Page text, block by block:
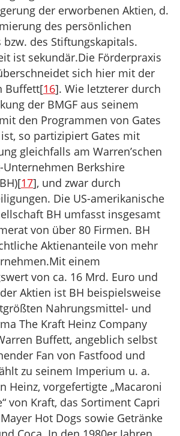
der erworbenen Aktien, d.
des persönlichen
bzw. des Stiftungskapitals.
ist sekundär.Die Förderpraxis
sich hier mit der
Buffett[16]. Wie letzterer durch
der BMGF aus seinem
den Programmen von Gates
so partizipiert Gates mit
gleichfalls am Warren’schen
Unternehmen Berkshire
17], und zwar durch
Die US-amerikanische
BH umfasst insgesamt
von über 80 Firmen. BH
Aktienanteile von mehr
einem
von ca. 16 Mrd. Euro und
Aktien ist BH beispielsweise
Nahrungsmittel- und
The Kraft Heinz Company
Buffett, angeblich selbst
Fan von Fastfood und
zu seinem Imperium u. a.
Heinz, vorgefertigte „Macaroni
von Kraft, das Sortiment Capri
Hot Dogs sowie Getränke